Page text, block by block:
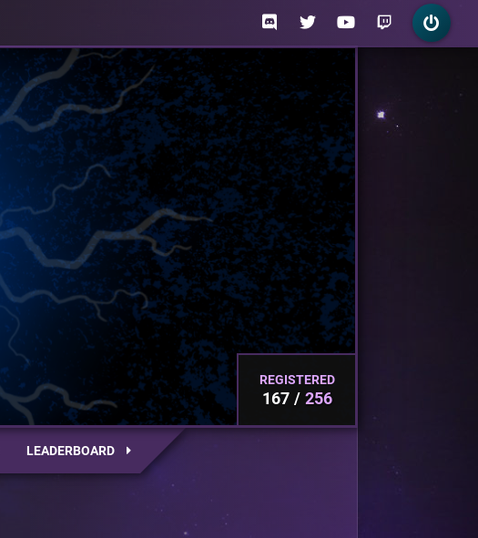
REGISTERED
167 256
LEADERBOARD